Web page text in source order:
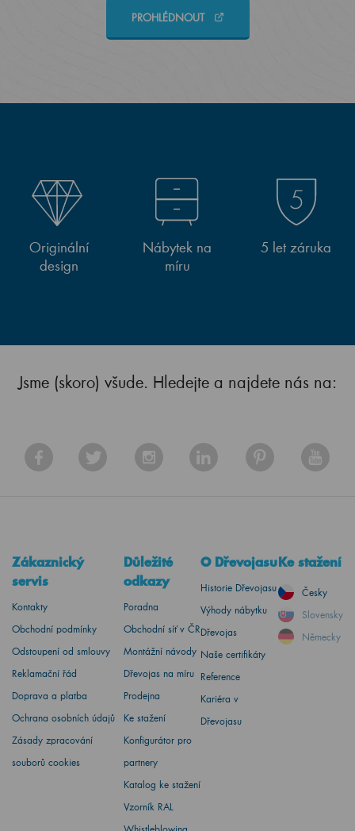
PROHLÉDNOUT
Originální
design
Nábytek na
míru
5 let záruka
Jsme (skoro) všude. Hledejte a najdete nás na:
Zákaznický
servis
Kontakty
Obchodní podmínky
Odstoupení od smlouvy
Reklamační řád
Doprava a platba
Ochrana osobních údajů
Zásady zpracování
souborů cookies
Důležité
odkazy
Poradna
Obchodní síť v ČR
Montážní návody
Dřevojas na míru
Prodejna
Ke stažení
Konfigurátor pro
partnery
Katalog ke stažení
Vzorník RAL
O Dřevojasu
Historie Dřevojasu
Výhody nábytku
Dřevojas
Naše certifikáty
Reference
Kariéra v
Dřevojasu
Ke stažení
Česky
Slovensky
Německy